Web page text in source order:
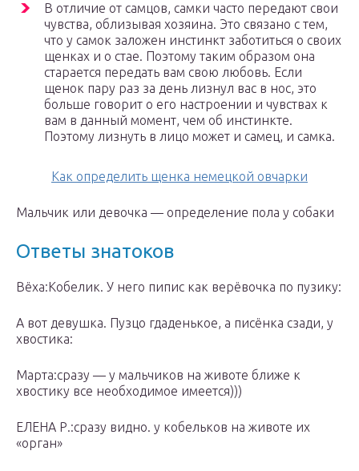
В отличие от самцов, самки часто передают свои
чувства, облизывая хозяина. Это связано с тем,
что у самок заложен инстинкт заботиться о своих
щенках и о стае. Поэтому таким образом она
старается передать вам свою любовь. Если
щенок пару раз за день лизнул вас в нос, это
больше говорит о его настроении и чувствах к
вам в данный момент, чем об инстинкте.
Поэтому лизнуть в лицо может и самец, и самка.
Как определить щенка немецкой овчарки
Мальчик или девочка — определение пола у собаки
Ответы знатоков
Вёха:Кобелик. У него пипис как верёвочка по пузику:
А вот девушка. Пузцо гдаденькое, а писёнка сзади, у
хвостика:
Mарта:сразу — у мальчиков на животе ближе к
хвостику все необходимое имеется)))
ЕЛЕНА Р.:сразу видно. у кобельков на животе их
«орган»